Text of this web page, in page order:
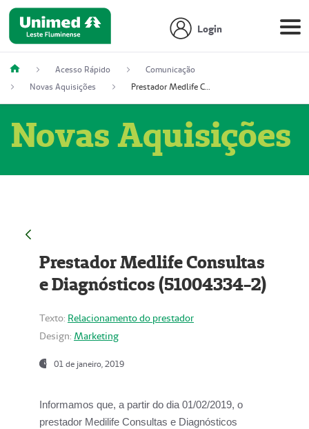
Login
Acesso Rápido
Comunicação
Novas Aquisições
Prestador Medlife Consultas e Diagnósticos (51004334-2)
Novas Aquisições
Prestador Medlife Consultas
e Diagnósticos (51004334-2)
Texto: Relacionamento do prestador
Design: Marketing
01 de janeiro, 2019
Informamos que, a partir do dia 01/02/2019, o
prestador Medilife Consultas e Diagnósticos